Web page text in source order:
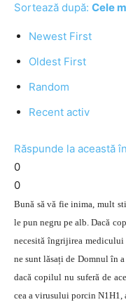
Sortează după: Cele
Newest First
Oldest First
Random
Recent activ
Răspunde la această
0
0
Bună să vă fie inima, mult
le pun negru pe alb. Dacă
necesită îngrijirea
ne sunt lăsați de Domnul în
dacă copilul nu suferă de
cea a virusului porcin